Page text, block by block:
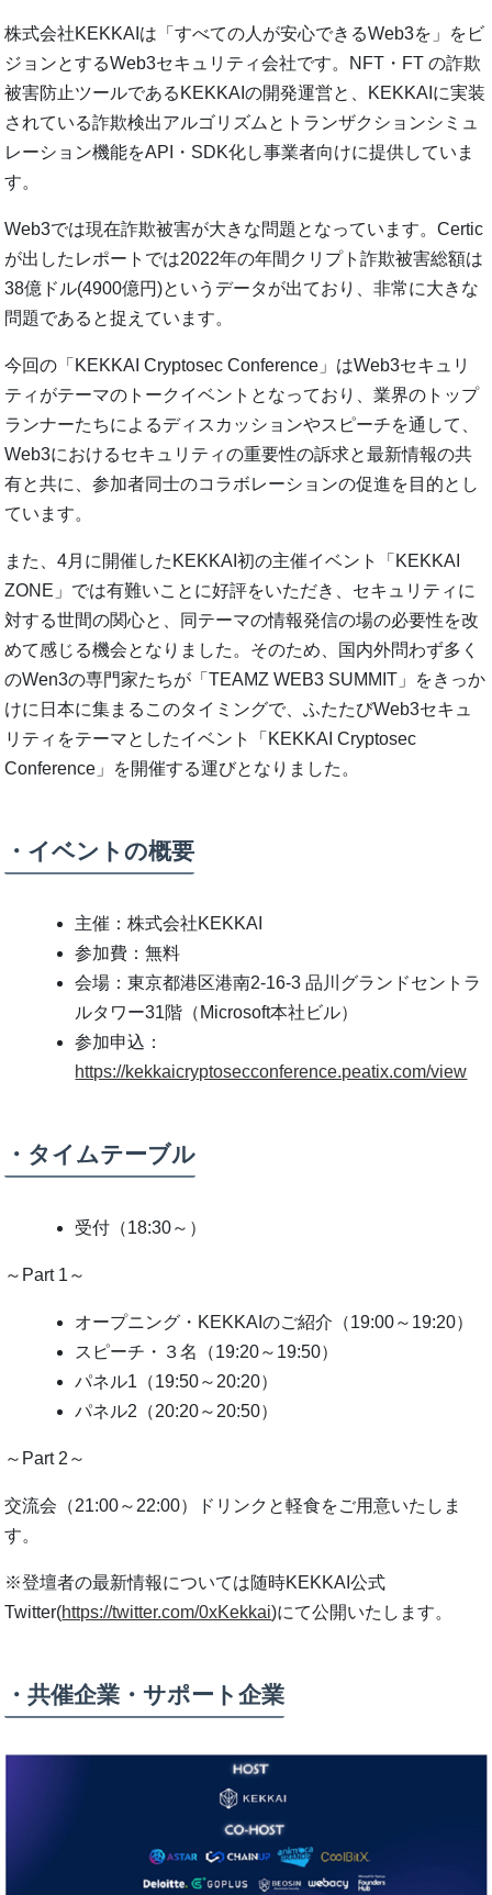
株式会社KEKKAIは「すべての⼈が安⼼できるWeb3を」をビ
ジョンとするWeb3セキュリティ会社です。NFT・FT の詐欺
被害防⽌ツールであるKEKKAIの開発運営と、KEKKAIに実装
されている詐欺検出アルゴリズムとトランザクションシミュ
レーション機能をAPI・SDK化し事業者向けに提供していま
す。
Web3では現在詐欺被害が⼤きな問題となっています。Certic
が出したレポートでは2022年の年間クリプト詐欺被害総額は
38億ドル(4900億円)というデータが出ており、⾮常に⼤きな
問題であると捉えています。
今回の「KEKKAI Cryptosec Conference」はWeb3セキュリ
ティがテーマのトークイベントとなっており、業界のトップ
ランナーたちによるディスカッションやスピーチを通して、
Web3におけるセキュリティの重要性の訴求と最新情報の共
有と共に、参加者同⼠のコラボレーションの促進を⽬的とし
ています。
また、4⽉に開催したKEKKAI初の主催イベント「KEKKAI
ZONE」では有難いことに好評をいただき、セキュリティに
対する世間の関⼼と、同テーマの情報発信の場の必要性を改
めて感じる機会となりました。そのため、国内外問わず多く
のWen3の専⾨家たちが「TEAMZ WEB3 SUMMIT」をきっか
けに⽇本に集まるこのタイミングで、ふたたびWeb3セキュ
リティをテーマとしたイベント「KEKKAI Cryptosec
Conference」を開催する運びとなりました。
・イベントの概要
主催：株式会社KEKKAI
参加費：無料
会場：東京都港区港南2-16-3 品川グランドセントラ
ルタワー31階（Microsoft本社ビル）
参加申込：
https://kekkaicryptosecconference.peatix.com/view
・タイムテーブル
受付（18:30～）
～Part 1～
オープニング・KEKKAIのご紹介（19:00～19:20）
スピーチ・３名（19:20～19:50）
パネル1（19:50～20:20）
パネル2（20:20～20:50）
～Part 2～
交流会（21:00～22:00）ドリンクと軽⾷をご⽤意いたしま
す。
※登壇者の最新情報については随時KEKKAI公式
Twitter(https://twitter.com/0xKekkai)にて公開いたします。
・共催企業・サポート企業